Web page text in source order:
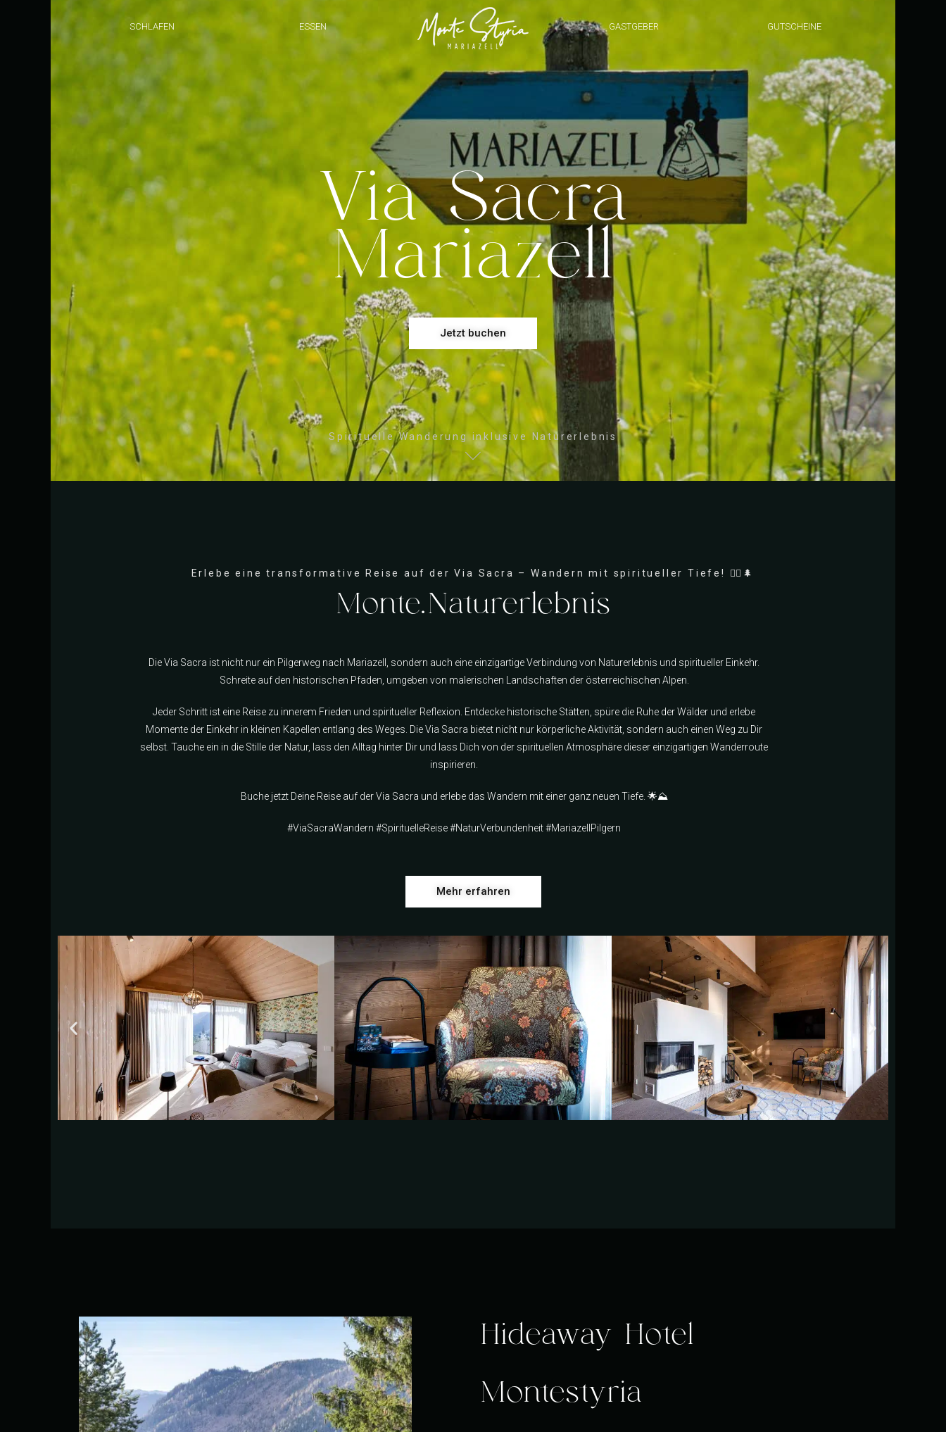
SCHLAFEN ESSEN GASTGEBER GUTSCHEINE
Via Sacra
Mariazell
Jetzt buchen
Spirituelle Wanderung inklusive Naturerlebnis
Erlebe eine transformative Reise auf der Via Sacra – Wandern mit spiritueller Tiefe! 🚶‍♀️🌲
Monte.Naturerlebnis
Die Via Sacra ist nicht nur ein Pilgerweg nach Mariazell, sondern auch eine einzigartige Verbindung von Naturerlebnis und spiritueller Einkehr.
Schreite auf den historischen Pfaden, umgeben von malerischen Landschaften der österreichischen Alpen.
Jeder Schritt ist eine Reise zu innerem Frieden und spiritueller Reflexion. Entdecke historische Stätten, spüre die Ruhe der Wälder und erlebe
Momente der Einkehr in kleinen Kapellen entlang des Weges. Die Via Sacra bietet nicht nur körperliche Aktivität, sondern auch einen Weg zu Dir
selbst. Tauche ein in die Stille der Natur, lass den Alltag hinter Dir und lass Dich von der spirituellen Atmosphäre dieser einzigartigen Wanderroute
inspirieren.
Buche jetzt Deine Reise auf der Via Sacra und erlebe das Wandern mit einer ganz neuen Tiefe. 🌟⛰️
#ViaSacraWandern #SpirituelleReise #NaturVerbundenheit #MariazellPilgern
Mehr erfahren
Hideaway Hotel
Montestyria